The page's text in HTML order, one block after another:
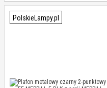
PolskieLampy.pl